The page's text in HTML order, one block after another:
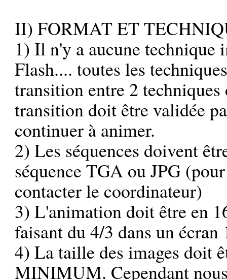
II) FORMAT ET
1) Il n'y a aucune
Flash.... toutes les
transition entre 2
transition doit être validée
continuer à animer.
2) Les séquences doivent
séquence TGA ou JPG
contacter le coordinateur)
3) L'animation doit être en
faisant du 4/3 dans un
4) La taille des images doit
MINIMUM. Cependant